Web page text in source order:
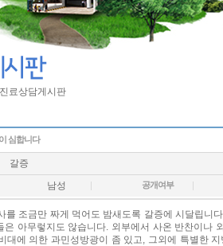
진료상담게시판
심합니다
갈증
남성 공개여부
를 조금만 짜게 먹어도 밤새도록 갈증에 시달립니
은 아무렇지도 않습니다. 외부에서 사온 반찬이나
대에 의한 과민성방광이 좀 있고, 그외에 특별한